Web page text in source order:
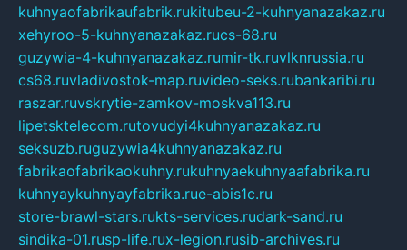
kuhnyaofabrikaufabrik.rukitubeu-2-kuhnyanazakaz.ru
xehyroo-5-kuhnyanazakaz.rucs-68.ru
guzywia-4-kuhnyanazakaz.rumir-tk.ruvlknrussia.ru
cs68.ruvladivostok-map.ruvideo-seks.rubankaribi.ru
raszar.ruvskrytie-zamkov-moskva113.ru
lipetsktelecom.rutovudyi4kuhnyanazakaz.ru
seksuzb.ruguzywia4kuhnyanazakaz.ru
fabrikaofabrikaokuhny.rukuhnyaekuhnyaafabrika.ru
kuhnyaykuhnyayfabrika.rue-abis1c.ru
store-brawl-stars.rukts-services.rudark-sand.ru
sindika-01.rusp-life.rux-legion.rusib-archives.ru